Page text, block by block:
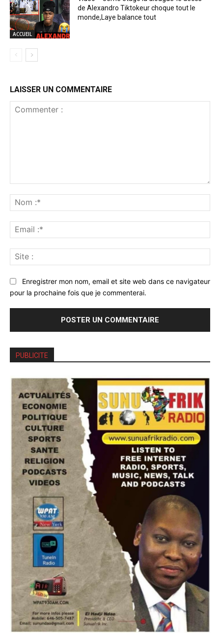
ACCUEIL
de Alexandro Tiktokeur choque tout le
monde,Laye balance tout
LAISSER UN COMMENTAIRE
:*
:*
:
Enregistrer mon nom, email et site web dans ce navigateur
pour la prochaine fois que je commenterai.
PUBLICITE